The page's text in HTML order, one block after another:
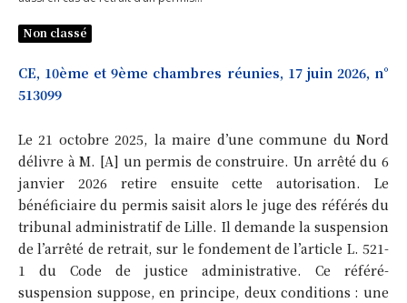
Non classé
CE, 10ème et 9ème chambres réunies, 17 juin 2026, n°
513099
Le 21 octobre 2025, la maire d’une commune du Nord
délivre à M. [A] un permis de construire. Un arrêté du 6
janvier 2026 retire ensuite cette autorisation. Le
bénéficiaire du permis saisit alors le juge des référés du
tribunal administratif de Lille. Il demande la suspension
de l’arrêté de retrait, sur le fondement de l’article L. 521-
1 du Code de justice administrative. Ce référé-
suspension suppose, en principe, deux conditions : une